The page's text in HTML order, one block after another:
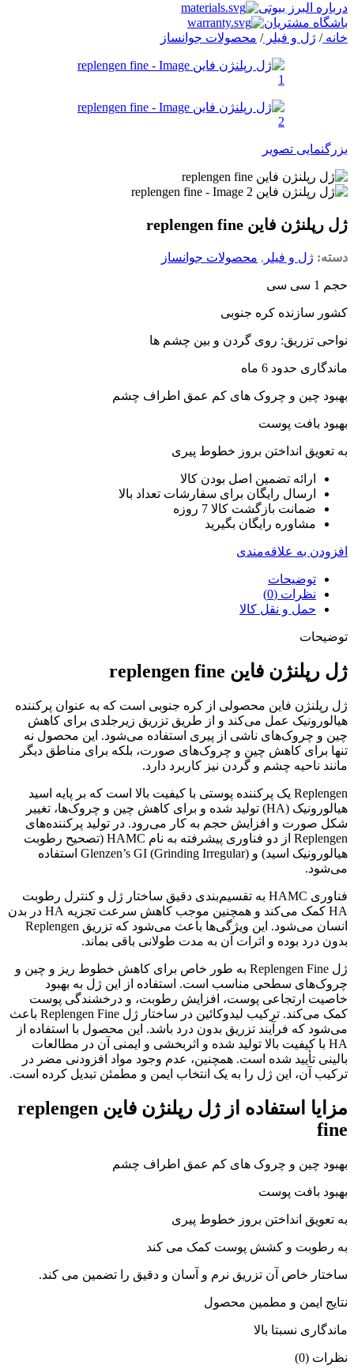
درباره البرز بیوتی
باشگاه مشتریان
خانه/ ژل و فیلر/ محصولات جوانساز
بزرگنمایی تصویر
ژل رپلنژن فاین replengen fine
دسته: ژل و فیلر , محصولات جوانساز
حجم 1 سی سی
کشور سازنده کره جنوبی
نواحی تزریق: روی گردن و بین چشم ها
ماندگاری حدود 6 ماه
بهبود چین و چروک های کم عمق اطراف چشم
بهبود بافت پوست
به تعویق انداختن بروز خطوط پیری
ارائه تضمین اصل بودن کالا
ارسال رایگان برای سفارشات تعداد بالا
ضمانت بازگشت کالا 7 روزه
مشاوره رایگان بگیرید
افزودن به علاقه‌مندی
توضیحات
نظرات (0)
حمل و نقل کالا
توضیحات
ژل رپلنژن فاین replengen fine
ژل رپلنژن فاین محصولی از کره جنوبی است که به عنوان پرکننده
هیالورونیک عمل می‌کند و از طریق تزریق زیرجلدی برای کاهش
چین و چروک‌های ناشی از پیری استفاده می‌شود. این محصول نه
تنها برای کاهش چین و چروک‌های صورت، بلکه برای مناطق دیگر
مانند ناحیه چشم و گردن نیز کاربرد دارد.
Replengen یک پرکننده پوستی با کیفیت بالا است که بر پایه اسید
هیالورونیک (HA) تولید شده و برای کاهش چین و چروک‌ها، تغییر
شکل صورت و افزایش حجم به کار می‌رود. در تولید پرکننده‌های
Replengen از دو فناوری پیشرفته به نام HAMC (تصحیح رطوبت
هیالورونیک اسید) و Glenzen’s GI (Grinding Irregular) استفاده
می‌شود.
فناوری HAMC به تقسیم‌بندی دقیق ساختار ژل و کنترل رطوبت
HA کمک می‌کند و همچنین موجب کاهش سرعت تجزیه HA در بدن
انسان می‌شود. این ویژگی‌ها باعث می‌شود که تزریق Replengen
بدون درد بوده و اثرات آن به مدت طولانی باقی بماند.
ژل Replengen Fine به طور خاص برای کاهش خطوط ریز و چین و
چروک‌های سطحی مناسب است. استفاده از این ژل به بهبود
خاصیت ارتجاعی پوست، افزایش رطوبت، و درخشندگی پوست
کمک می‌کند. ترکیب لیدوکائین در ساختار ژل Replengen Fine باعث
می‌شود که فرآیند تزریق بدون درد باشد. این محصول با استفاده از
HA با کیفیت بالا تولید شده و اثربخشی و ایمنی آن در مطالعات
بالینی تأیید شده است. همچنین، عدم وجود مواد افزودنی مضر در
ترکیب آن، این ژل را به یک انتخاب ایمن و مطمئن تبدیل کرده است.
مزایا استفاده از ژل رپلنژن فاین replengen
fine
بهبود چین و چروک های کم عمق اطراف چشم
بهبود بافت پوست
به تعویق انداختن بروز خطوط پیری
به رطوبت و کشش پوست کمک می کند
ساختار خاص آن تزریق نرم و آسان و دقیق را تضمین می کند.
نتایج ایمن و مطمین محصول
ماندگاری نسبتا بالا
نظرات (0)